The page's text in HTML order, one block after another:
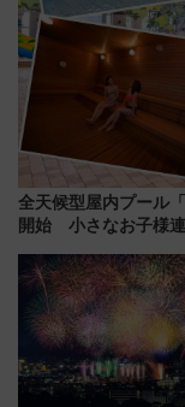
全天候型屋内プール
開始 小さなお子様